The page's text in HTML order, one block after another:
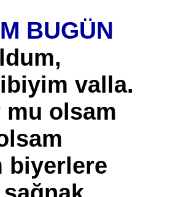
BUGÜN
valla.
mu olsam
biyerlere